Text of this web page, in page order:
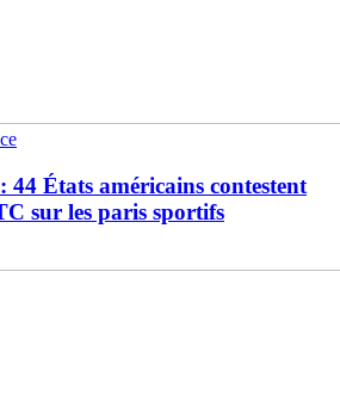
44 États américains contestent
sur les paris sportifs